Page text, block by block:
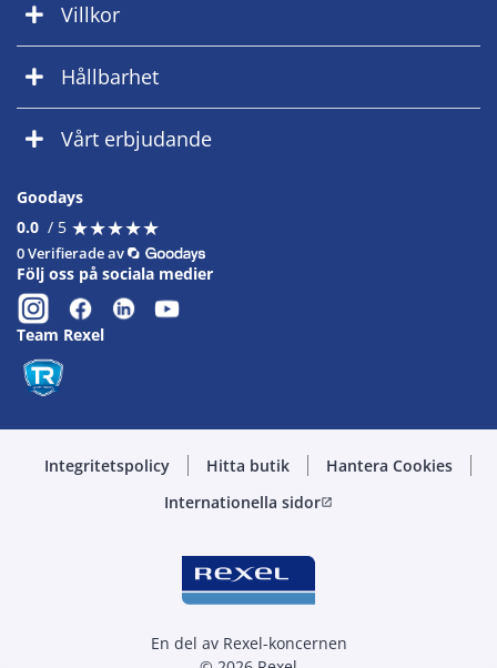
Villkor
Hållbarhet
Vårt erbjudande
Goodays
0.0 / 5 ★★★★★
★★★★★
0 Verifierade av
Följ oss på sociala medier
Team Rexel
Integritetspolicy Hitta butik
Hantera Cookies
Internationella sidoropen_in_new
En del av Rexel-koncernen